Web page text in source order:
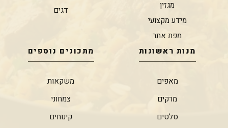
מגזין
מידע מקצועי
מפת אתר
דגים
מנות ראשונות
מאפים
מרקים
סלטים
מתכונים נוספים
משקאות
צמחוני
קינוחים